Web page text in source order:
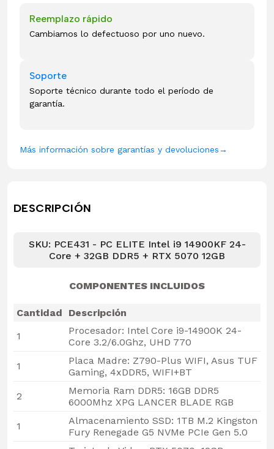
Reemplazo rápido
Cambiamos lo defectuoso por uno nuevo.
Soporte
Soporte técnico durante todo el período de
garantía.
Más información sobre garantías y devoluciones→
DESCRIPCIÓN
SKU: PCE431 - PC ELITE Intel i9 14900KF 24-
Core + 32GB DDR5 + RTX 5070 12GB
COMPONENTES INCLUIDOS
Cantidad
Descripción
1
Procesador: Intel Core i9-14900K 24-
Core 3.2/6.0Ghz, UHD 770
1
Placa Madre: Z790-Plus WIFI, Asus TUF
Gaming, 4xDDR5, WIFI+BT
2
Memoria Ram DDR5: 16GB DDR5
6000Mhz XPG LANCER BLADE RGB
1
Almacenamiento SSD: 1TB M.2 Kingston
Fury Renegade G5 NVMe PCIe Gen 5.0